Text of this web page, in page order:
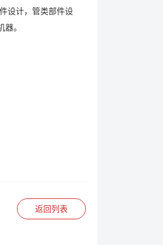
设计，管类部件设
。
返回列表